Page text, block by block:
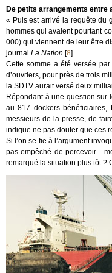
De petits arrangements entre
« Puis est arrivé la requête du
hommes qui avaient pourtant
000) qui viennent de leur être
journal La Nation [8].
Cette somme a été versée
d’ouvriers, pour près de trois
la SDTV aurait versé deux
Répondant à une question sur
au 817 dockers
messieurs de la presse, de
indique ne pas douter que ces
Si l’on se fie à l’argument
pas empêché de percevoir -
remarqué la situation plus tôt ?